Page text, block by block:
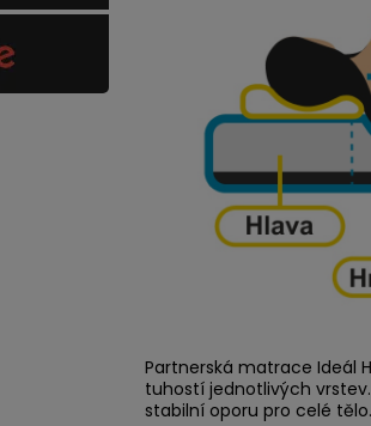
Partnerská matrace Ideál
tuhostí jednotlivých
stabilní oporu pro celé tělo.